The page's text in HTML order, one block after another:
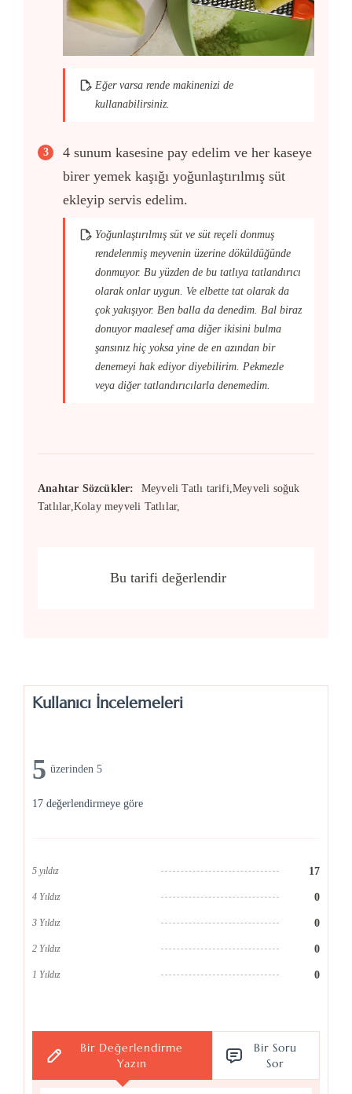
Eğer varsa rende makinenizi de
kullanabilirsiniz.
4 sunum kasesine pay edelim ve her kaseye
birer yemek kaşığı yoğunlaştırılmış süt
ekleyip servis edelim.
Yoğunlaştırılmış süt ve süt reçeli donmuş
rendelenmiş meyvenin üzerine döküldüğünde
donmuyor. Bu yüzden de bu tatlıya tatlandırıcı
olarak onlar uygun. Ve elbette tat olarak da
çok yakışıyor. Ben balla da denedim. Bal biraz
donuyor maalesef ama diğer ikisini bulma
şansınız hiç yoksa yine de en azından bir
denemeyi hak ediyor diyebilirim. Pekmezle
veya diğer tatlandırıcılarla denemedim.
Anahtar Sözcükler:
Meyveli Tatlı tarifi,Meyveli soğuk
Tatlılar,Kolay meyveli Tatlılar,
Bu tarifi değerlendir
Kullanıcı İncelemeleri
5 üzerinden 5
17 değerlendirmeye göre
5 yıldız 17
4 Yıldız 0
3 Yıldız 0
2 Yıldız 0
1 Yıldız 0
Bir Değerlendirme
Yazın
Bir Soru
Sor